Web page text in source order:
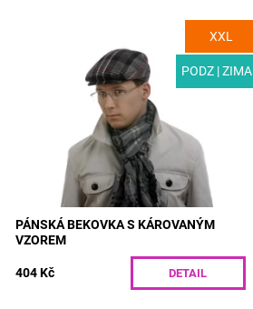
XXL
PODZ | ZIMA
MODEL: T03 | Pánská bekovka z vlněné
látky s jedinečným károvaným vzorem.
Stylový doplněk vašeho zimního šatníku.
Kvalitní izolaci zajišťuje...
Skladem
T03/55
PÁNSKÁ BEKOVKA S KÁROVANÝM
VZOREM
404 Kč DETAIL